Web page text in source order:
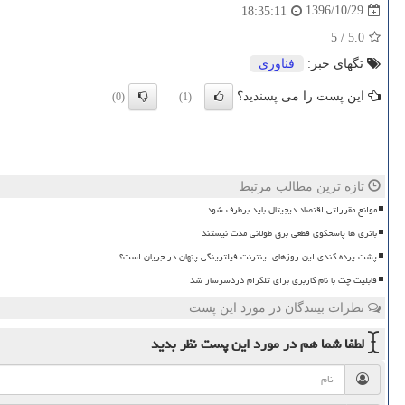
1396/10/29
18:35:11
5.0
/
5
تگهای خبر:
فناوری
این پست را می پسندید؟ (1)
(0)
تازه ترین مطالب مرتبط
موانع مقرراتی اقتصاد دیجیتال باید برطرف شود
باتری ها پاسخگوی قطعی برق طولانی مدت نیستند
پشت پرده کندی این روزهای اینترنت فیلترینگی پنهان در جریان است؟
قابلیت چت با نام کاربری برای تلگرام دردسرساز شد
نظرات بینندگان در مورد این پست
لطفا شما همدر مورد این پستنظر بدید